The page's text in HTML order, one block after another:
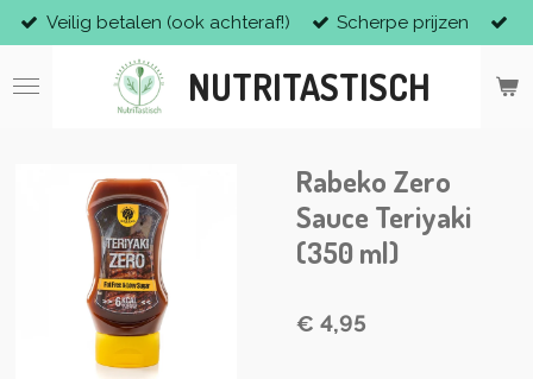
Ga
direct
naar
NUTRITASTISCH
Veilig betalen (ook achteraf!) Scherpe prijzen
Rabeko Zero
Sauce Teriyaki
(350 ml)
€ 4,95